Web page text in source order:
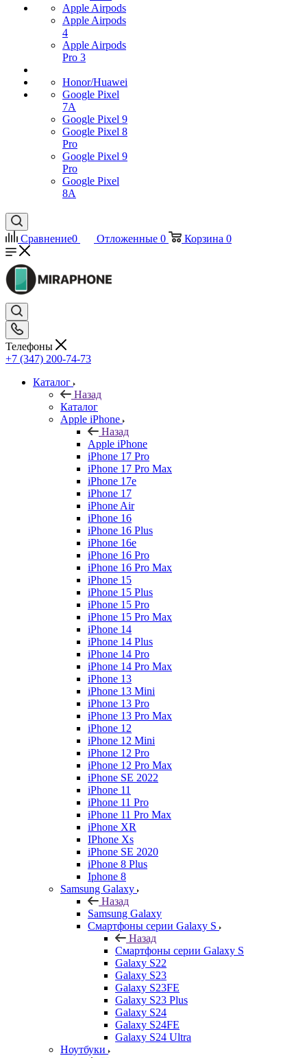
Apple Airpods
Apple Airpods
4
Apple Airpods
Pro 3
Honor/Huawei
Google Pixel
7А
Google Pixel 9
Google Pixel 8
Pro
Google Pixel 9
Pro
Google Pixel
8A
Сравнение0 Отложенные 0 Корзина 0
Телефоны
+7 (347) 200-74-73
Каталог
Назад
Каталог
Apple iPhone
Назад
Apple iPhone
iPhone 17 Pro
iPhone 17 Pro Max
iPhone 17e
iPhone 17
iPhone Air
iPhone 16
iPhone 16 Plus
iPhone 16e
iPhone 16 Pro
iPhone 16 Pro Max
iPhone 15
iPhone 15 Plus
iPhone 15 Pro
iPhone 15 Pro Max
iPhone 14
iPhone 14 Plus
iPhone 14 Pro
iPhone 14 Pro Max
iPhone 13
iPhone 13 Mini
iPhone 13 Pro
iPhone 13 Pro Max
iPhone 12
iPhone 12 Mini
iPhone 12 Pro
iPhone 12 Pro Max
iPhone SE 2022
iPhone 11
iPhone 11 Pro
iPhone 11 Pro Max
iPhone XR
IPhone Xs
iPhone SE 2020
iPhone 8 Plus
Iphone 8
Samsung Galaxy
Назад
Samsung Galaxy
Смартфоны серии Galaxy S
Назад
Смартфоны серии Galaxy S
Galaxy S22
Galaxy S23
Galaxy S23FE
Galaxy S23 Plus
Galaxy S24
Galaxy S24FE
Galaxy S24 Ultra
Ноутбуки